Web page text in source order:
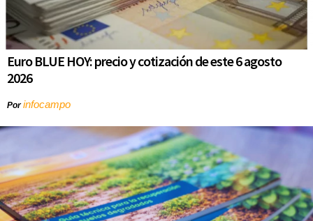
Euro BLUE HOY: precio y cotización de este 6 agosto
2026
Porinfocampo